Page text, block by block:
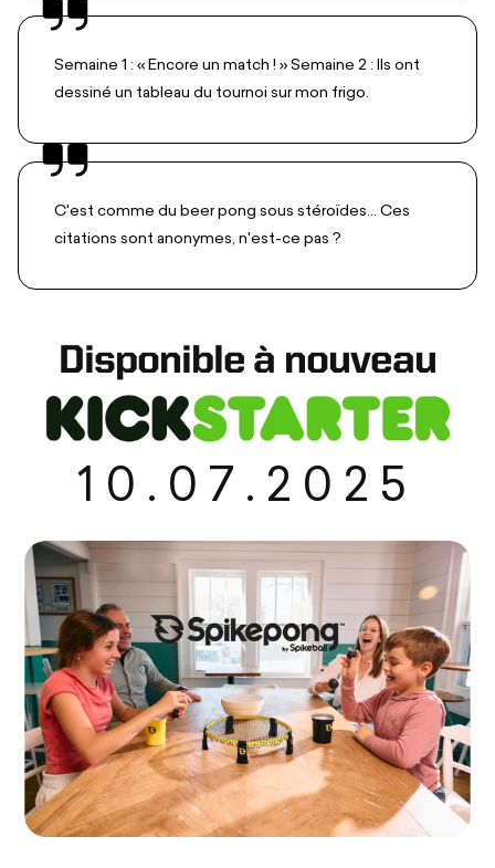
Semaine 1 : « Encore un match ! » Semaine 2 : Ils ont
dessiné un tableau du tournoi sur mon frigo.
C'est comme du beer pong sous stéroïdes... Ces
citations sont anonymes, n'est-ce pas ?
Disponible à nouveau
10.07.2025